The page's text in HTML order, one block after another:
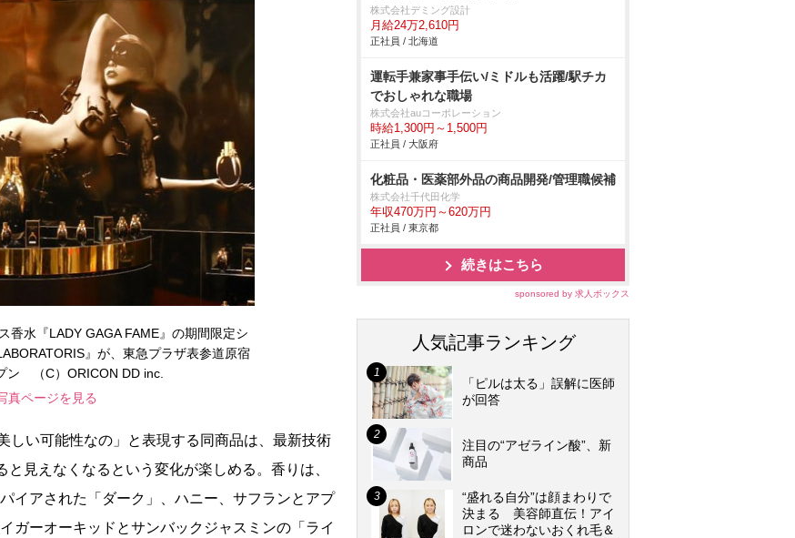
香水『LADY GAGA FAME』の期間限定シ
』が、東急プラザ表参道原宿
ン （C）ORICON DD inc.
真ページを見る
い可能性なの」と表現する同商品は、最新技術
と見えなくなるという変化が楽しめる。香りは、
イアされた「ダーク」、ハニー、サフランとアプ
ガーオーキッドとサンバックジャスミンの「ライ
株式会社デミング設計
月給24万2,610円
正社員 / 北海道
運転手兼家事手伝い/ミドルも活躍/駅チカ
でおしゃれな職場
株式会社auコーポレーション
時給1,300円～1,500円
正社員 / 大阪府
化粧品・医薬部外品の商品開発/管理職候補
株式会社千代田化学
年収470万円～620万円
正社員 / 東京都
続きはこちら
sponsored by 求人ボックス
人気記事ランキング
「ピルは太る」誤解に医師
が回答
注目の“アゼライン酸”、新
商品
“盛れる自分”は顔まわりで
決まる 美容師直伝！アイ
ロンで迷わないおくれ毛＆